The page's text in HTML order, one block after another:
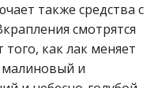
также средства с
смотрятся
как лак меняет
малиновый и